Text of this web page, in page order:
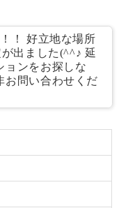
！ 好立地な場所
出ました(^^♪ 延
ョンをお探しな
お問い合わせくだ